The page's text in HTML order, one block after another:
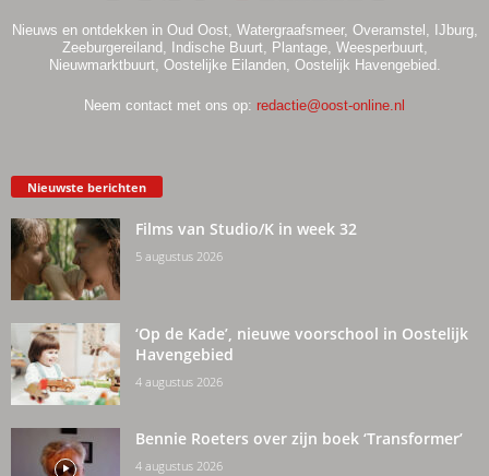
Nieuws en ontdekken in Oud Oost, Watergraafsmeer, Overamstel, IJburg,
Zeeburgereiland, Indische Buurt, Plantage, Weesperbuurt,
Nieuwmarktbuurt, Oostelijke Eilanden, Oostelijk Havengebied.
Neem contact met ons op: redactie@oost-online.nl
Nieuwste berichten
Films van Studio/K in week 32
5 augustus 2026
‘Op de Kade’, nieuwe voorschool in Oostelijk
Havengebied
4 augustus 2026
Bennie Roeters over zijn boek ‘Transformer’
4 augustus 2026